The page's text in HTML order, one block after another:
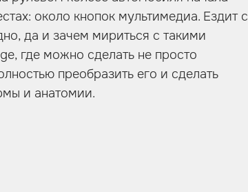
около кнопок мультимедиа. Ездит с
да и зачем мириться с такими
где можно сделать не просто
преобразить его и сделать
и анатомии.